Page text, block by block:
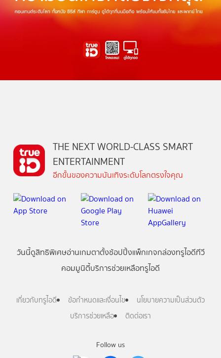
Follow us
THE NEXT WORLD-CLASS SMART
ENTERTAINMENT
อีกขั้นของความบันเทิงระดับโลกตรงใจคุณ
วันนี้ดูสิทธิพิเศษอ่านเกมตาตั้งช้อปปิ้งแพ็กเกจกล่องทรูไอดีทีวี
คอมมูนิตี้บริการช่วยเหลือทรูไอดี
เกี่ยวกับทรูไอดี ข้อกำหนดและเงื่อนไข
นโยบายความเป็นส่วนตัว
บริการช่วยเหลือ
ติดต่อเรา